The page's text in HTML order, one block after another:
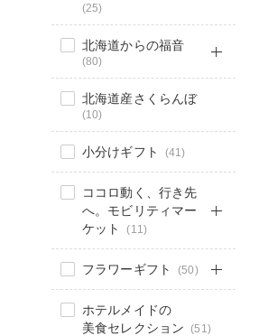
(25)
北海道からの福音
(80)
北海道産さくらんぼ
(10)
小分けギフト (41)
ココロ動く、行き先
へ。モビリティマー
ケット
(11)
フラワーギフト (50)
ホテルメイドの
美食セレクション (51)